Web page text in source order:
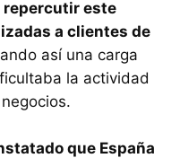
repercutir este
a clientes de
así una carga
la actividad
que España